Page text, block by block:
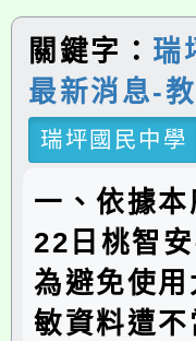
關鍵字： 瑞
最新消息-
瑞坪國民中學
一、依據
22日桃智
為避免使
敏資料遭